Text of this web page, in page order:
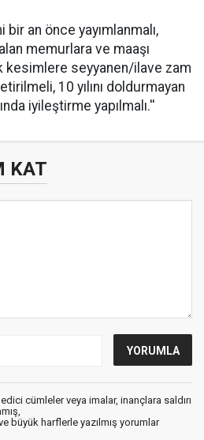
an önce yayımlanmalı,
memurlara ve maaşı
kesimlere seyyanen/ilave zam
10 yılını doldurmayan
iyileştirme yapılmalı.''
KAT
cümleler veya imalar, inançlara saldırı
büyük harflerle yazılmış yorumlar